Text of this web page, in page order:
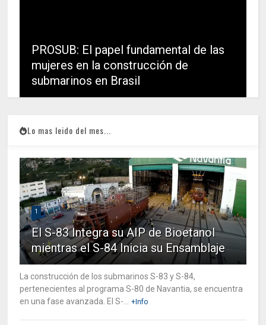
PROSUB: El papel fundamental de las
mujeres en la construcción de
submarinos en Brasil
Lo mas leido del mes...
1
El S-83 Integra su AIP de Bioetanol
mientras el S-84 Inicia su Ensamblaje
La construcción de los submarinos S-83 y S-84,
pertenecientes al programa S-80 de Navantia, se encuentra
en una fase avanzada. El S-...
+Info